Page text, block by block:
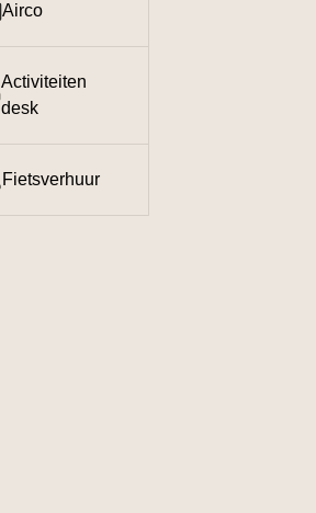
Airco
Activiteiten
desk
Fietsverhuur